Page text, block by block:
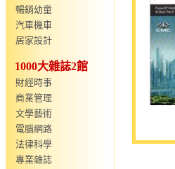
暢銷幼童
汽車機車
居家設計
1000大雜誌2館
財經時事
商業管理
文學藝術
電腦網路
法律科學
專業雜誌